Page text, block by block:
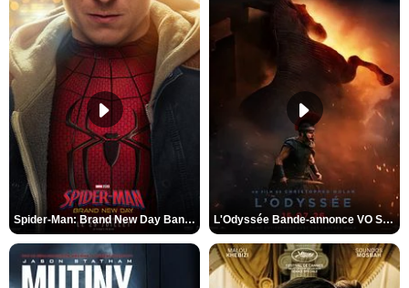
Spider-Man: Brand New Day Bande-annonce VO STFR L'Odyssée Bande-annonce VO STFR